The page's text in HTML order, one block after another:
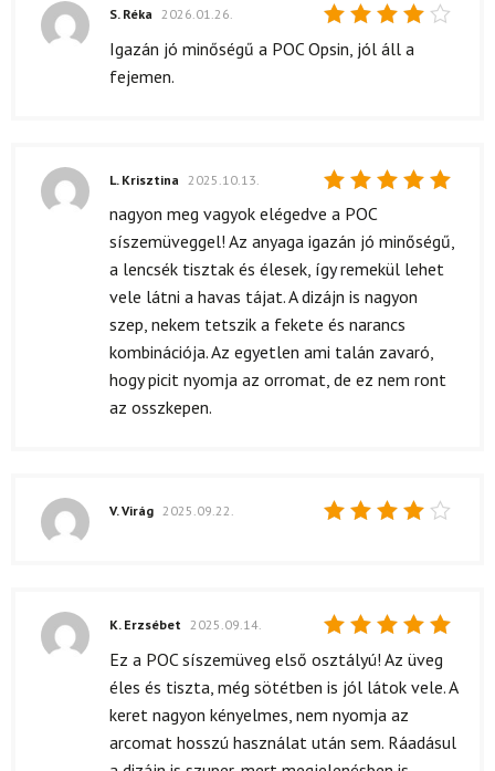
Értékelés:
/ 5
S. Réka 2026.01.26.
Igazán jó minőségű a POC Opsin, jól áll a
fejemen.
Értékelés:
L. Krisztina 2025.10.13.
nagyon meg vagyok elégedve a POC
síszemüveggel! Az anyaga igazán jó minőségű,
a lencsék tisztak és élesek, így remekül lehet
vele látni a havas tájat. A dizájn is nagyon
szep, nekem tetszik a fekete és narancs
kombinációja. Az egyetlen ami talán zavaró,
hogy picit nyomja az orromat, de ez nem ront
az osszkepen.
V. Virág 2025.09.22.
Értékelés:
/ 5
K. Erzsébet 2025.09.14.
Ez a POC síszemüveg első osztályú! Az üveg
éles és tiszta, még sötétben is jól látok vele. A
keret nagyon kényelmes, nem nyomja az
arcomat hosszú használat után sem. Ráadásul